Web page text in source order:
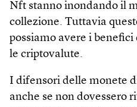
Nft stanno inondando il
collezione. Tuttavia
possiamo avere i
le criptovalute.
I difensori delle monete
anche se non dovessero